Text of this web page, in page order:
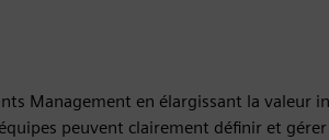
Management en élargissant la valeur
peuvent clairement définir et